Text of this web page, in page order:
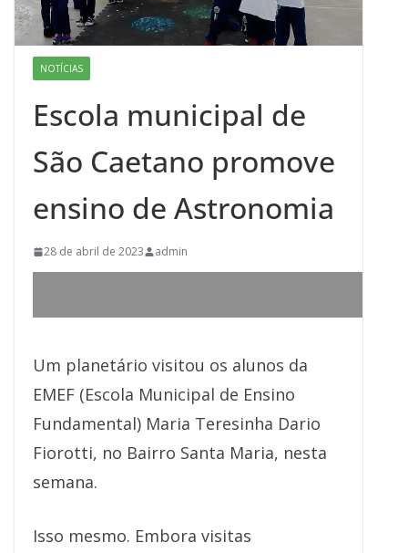
NOTÍCIAS
Escola municipal de
São Caetano promove
ensino de Astronomia
28 de abril de 2023 admin
Um planetário visitou os alunos da
EMEF (Escola Municipal de Ensino
Fundamental) Maria Teresinha Dario
Fiorotti, no Bairro Santa Maria, nesta
semana.
Isso mesmo. Embora visitas